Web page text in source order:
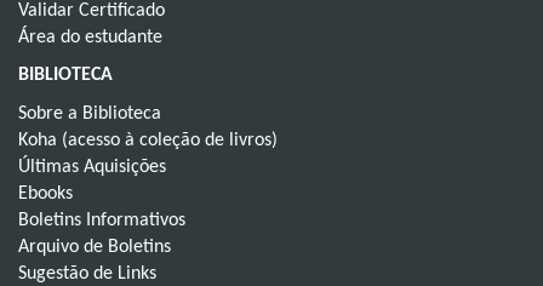
Validar Certificado
Área do estudante
BIBLIOTECA
Sobre a Biblioteca
Koha (acesso à coleção de livros)
Últimas Aquisições
Ebooks
Boletins Informativos
Arquivo de Boletins
Sugestão de Links